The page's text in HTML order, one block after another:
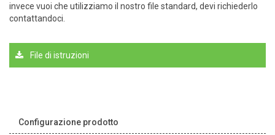
invece vuoi che utilizziamo il nostro file standard, devi richiederlo
contattandoci.
File di istruzioni
Configurazione prodotto